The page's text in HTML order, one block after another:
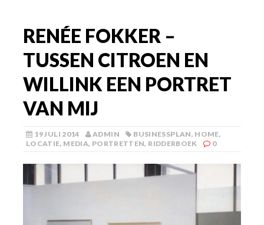
RENÉE FOKKER –
TUSSEN CITROEN EN
WILLINK EEN PORTRET
VAN MIJ
19 JULI 2014 ADMIN BUSINESSPLAN, HOME,
LOCATIE, MEDIA, PORTRETTEN, RIDDERBOEK 0